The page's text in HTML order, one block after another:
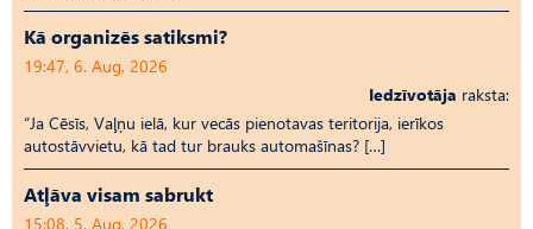
Kā organizēs satiksmi?
19:47, 6. Aug, 2026
Iedzīvotāja raksta:
“Ja Cēsīs, Vaļņu ielā, kur vecās pienotavas teritorija, ierīkos
autostāvvietu, kā tad tur brauks automašīnas? […]
Atļāva visam sabrukt
15:08, 5. Aug, 2026